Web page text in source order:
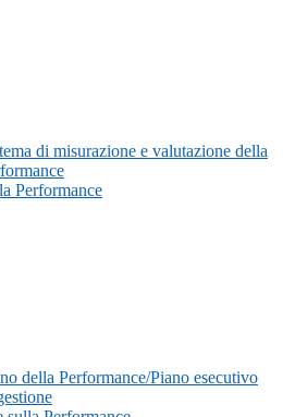
di misurazione e valutazione della
Performance
della Performance/Piano esecutivo